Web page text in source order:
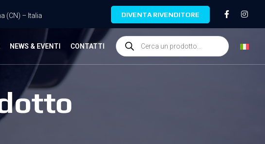
(CN) – Italia DIVENTA RIVENDITORE
NEWS & EVENTI CONTATTI